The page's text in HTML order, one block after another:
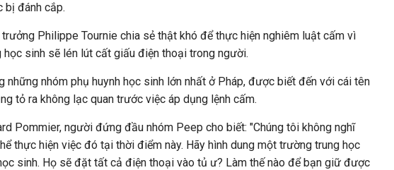
bị đánh cắp.
trưởng Philippe Tournie chia sẻ thật khó để thực hiện nghiêm luật cấm vì
học sinh sẽ lén lút cất giấu điện thoại trong người.
những nhóm phụ huynh học sinh lớn nhất ở Pháp, được biết đến với cái tên
tỏ ra không lạc quan trước việc áp dụng lệnh cấm.
Pommier, người đứng đầu nhóm Peep cho biết: "Chúng tôi không nghĩ
thực hiện việc đó tại thời điểm này. Hãy hình dung một trường trung học
sinh. Họ sẽ đặt tất cả điện thoại vào tủ ư? Làm thế nào để bạn giữ được